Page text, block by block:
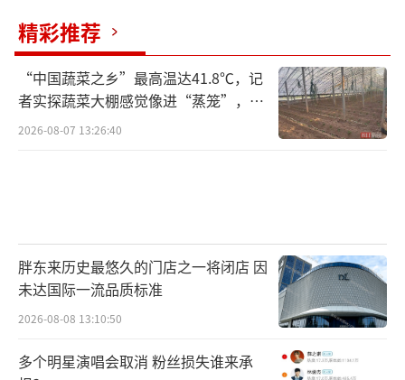
精彩推荐
“中国蔬菜之乡”最高温达41.8℃，记
者实探蔬菜大棚感觉像进“蒸笼”，有
村民称只能凌晨两点起来干活
2026-08-07 13:26:40
胖东来历史最悠久的门店之一将闭店 因
未达国际一流品质标准
2026-08-08 13:10:50
多个明星演唱会取消 粉丝损失谁来承